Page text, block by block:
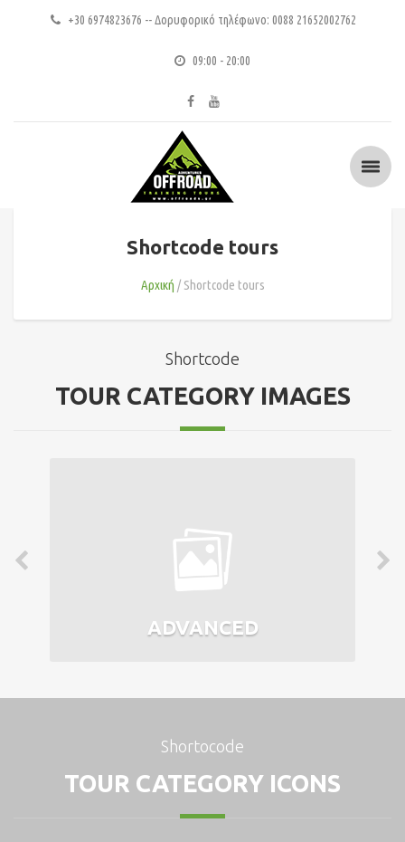
+30 6974823676 -- Δορυφορικό τηλέφωνο: 0088 21652002762
09:00 - 20:00
Shortcode tours
Αρχική Shortcode tours
Shortcode
TOUR CATEGORY IMAGES
ADVANCED
Shortocode
TOUR CATEGORY ICONS